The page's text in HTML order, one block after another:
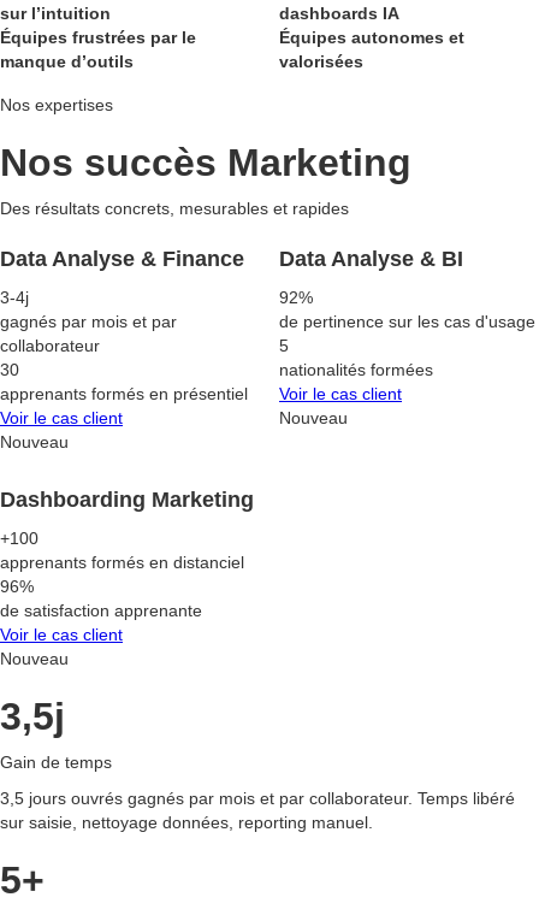
sur l’intuition
Équipes frustrées par le
manque d’outils
dashboards IA
Équipes autonomes et
valorisées
Nos expertises
Nos succès Marketing
Des résultats concrets, mesurables et rapides
Data Analyse & Finance
3-4j
gagnés par mois et par
collaborateur
30
apprenants formés en présentiel
Voir le cas client
Nouveau
Data Analyse & BI
92%
de pertinence sur les cas d'usage
5
nationalités formées
Voir le cas client
Nouveau
Dashboarding Marketing
+100
apprenants formés en distanciel
96%
de satisfaction apprenante
Voir le cas client
Nouveau
3,5j
Gain de temps
3,5 jours ouvrés gagnés par mois et par collaborateur. Temps libéré
sur saisie, nettoyage données, reporting manuel.
5+